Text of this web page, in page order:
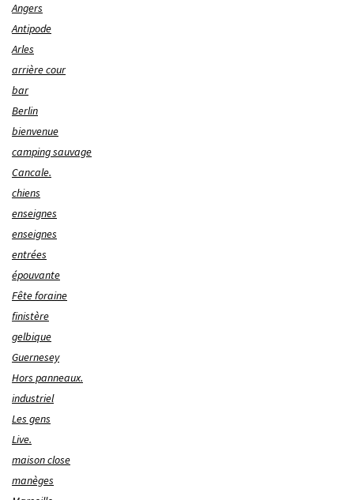
Angers
Antipode
Arles
arrière cour
bar
Berlin
bienvenue
camping sauvage
Cancale.
chiens
enseignes
enseignes
entrées
épouvante
Fête foraine
finistère
gelbique
Guernesey
Hors panneaux.
industriel
Les gens
Live.
maison close
manèges